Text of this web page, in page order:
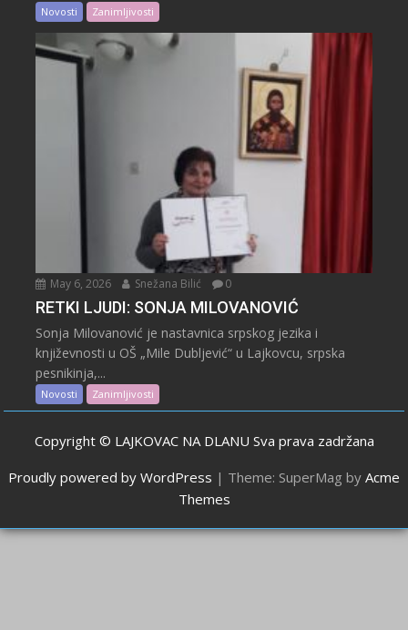
Novosti Zanimljivosti
May 6, 2026 Snežana Bilić 0
RETKI LJUDI: SONJA MILOVANOVIĆ
Sonja Milovanović je nastavnica srpskog jezika i
književnosti u OŠ „Mile Dubljević“ u Lajkovcu, srpska
pesnikinja,...
Novosti Zanimljivosti
Copyright © LAJKOVAC NA DLANU Sva prava zadržana
Proudly powered by WordPress | Theme: SuperMag by Acme
Themes